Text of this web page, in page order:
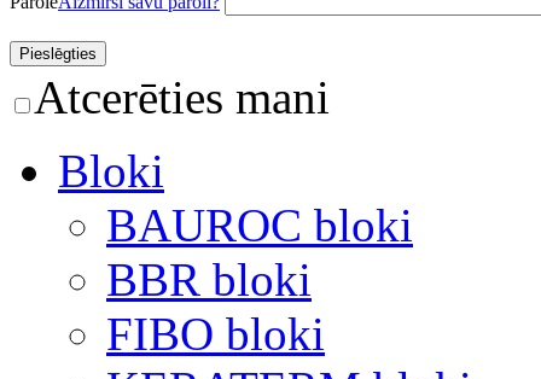
Atcerēties mani
Bloki
BAUROC bloki
BBR bloki
FIBO bloki